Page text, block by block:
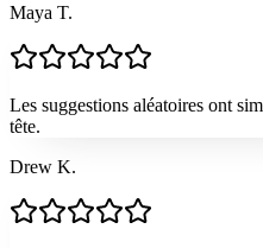
Maya T.
Les suggestions aléatoires ont
tête.
Drew K.